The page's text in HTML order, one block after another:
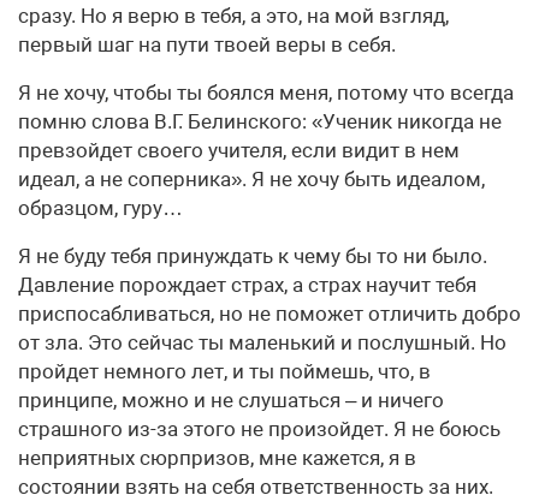
сразу. Но я верю в тебя, а это, на мой взгляд,
первый шаг на пути твоей веры в себя.
Я не хочу, чтобы ты боялся меня, потому что всегда
помню слова В.Г. Белинского: «Ученик никогда не
превзойдет своего учителя, если видит в нем
идеал, а не соперника». Я не хочу быть идеалом,
образцом, гуру…
Я не буду тебя принуждать к чему бы то ни было.
Давление порождает страх, а страх научит тебя
приспосабливаться, но не поможет отличить добро
от зла. Это сейчас ты маленький и послушный. Но
пройдет немного лет, и ты поймешь, что, в
принципе, можно и не слушаться – и ничего
страшного из-за этого не произойдет. Я не боюсь
неприятных сюрпризов, мне кажется, я в
состоянии взять на себя ответственность за них.